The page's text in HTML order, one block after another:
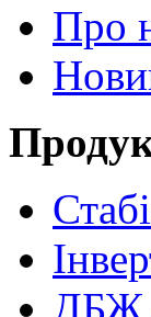
Про
ДБЖ